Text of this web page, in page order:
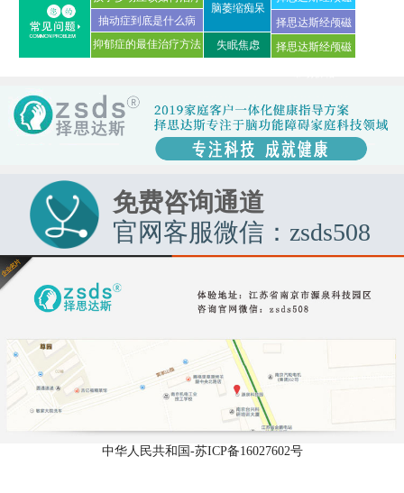
抽动症到底是什么病
抑郁症的最佳治疗方法
脑萎缩痴呆
失眠焦虑
刺激仪常见问答
择思达斯经颅磁
家用品牌
择思达斯经颅磁
免费咨询通道
官网客服微信：zsds508
中华人民共和国-苏ICP备16027602号